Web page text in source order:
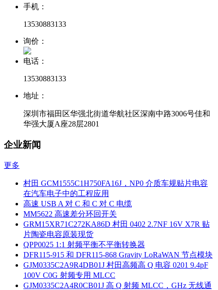
手机：
13530883133
询价：
电话：
13530883133
地址：
深圳市福田区华强北街道华航社区深南中路3006号佳和
华强大厦A座28层2801
企业新闻
更多
村田 GCM1555C1H750FA16J，NP0 介质车规贴片电容
在汽车电子中的工程应用
高速 USB A 对 C 和 C 对 C 电缆
MM5622 高速差分环回开关
GRM15XR71C272KA86D 村田 0402 2.7NF 16V X7R 贴
片陶瓷电容原装现货
QPP0025 1:1 射频平衡不平衡转换器
DFR115-915 和 DFR115-868 Gravity LoRaWAN 节点模块
GJM0335C2A9R4DB01J 村田高频高 Q 电容 0201 9.4pF
100V C0G 射频专用 MLCC
GJM0335C2A4R0CB01J 高 Q 射频 MLCC，GHz 无线通